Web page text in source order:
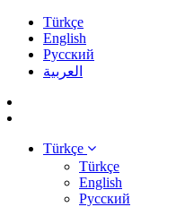
Türkçe
English
Pусский
العربية
Türkçe
Türkçe
English
Pусский